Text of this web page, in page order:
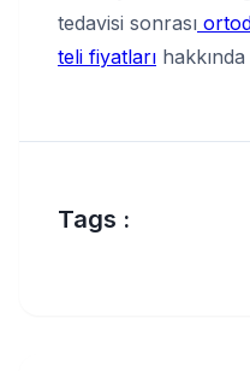
tedavisi sonrası
teli fiyatları
Tags :